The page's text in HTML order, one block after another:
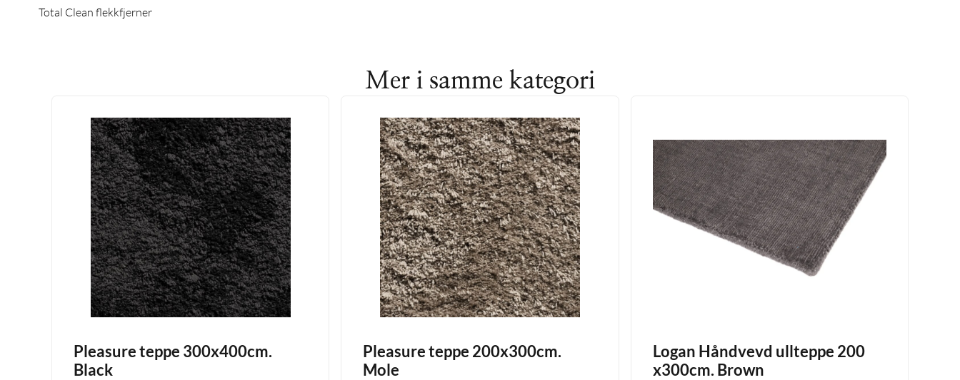
Total Clean flekkfjerner
Mer i samme kategori
Pleasure teppe 300x400cm.
Black
Pleasure teppe 200x300cm.
Mole
Logan Håndvevd ullteppe 200
x300cm. Brown